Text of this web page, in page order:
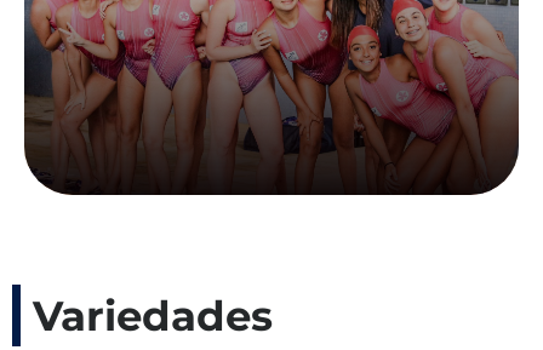
Variedades